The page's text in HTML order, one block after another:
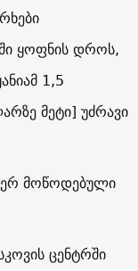
ყოფნის დროს,
1,5
მეტი] უძრავი
მოწოდებული
ცენტრში